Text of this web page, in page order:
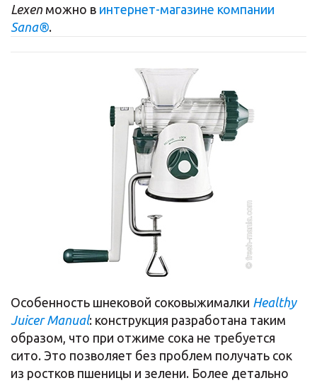
Lexen можно в интернет-магазине компании
Sana®.
Особенность шнековой соковыжималки Healthy
Juicer Manual: конструкция разработана таким
образом, что при отжиме сока не требуется
сито. Это позволяет без проблем получать сок
из ростков пшеницы и зелени. Более детально